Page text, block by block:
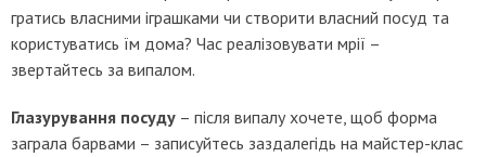
гратись власними іграшками чи створити власний посуд та
користуватись їм дома? Час реалізовувати мрії –
звертайтесь за випалом.
Глазурування посуду – після випалу хочете, щоб форма
заграла барвами – записуйтесь заздалегідь на майстер-клас